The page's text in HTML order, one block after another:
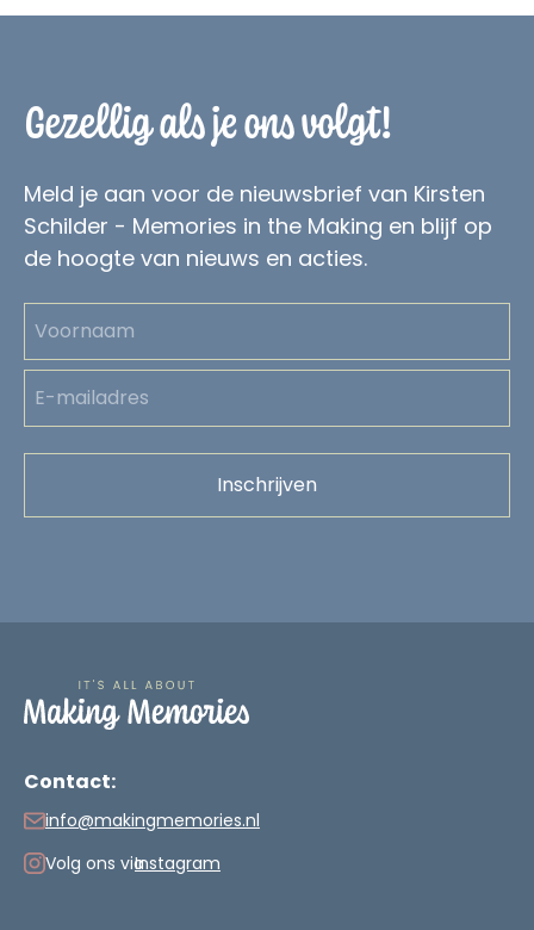
Gezellig als je ons volgt!
Meld je aan voor de nieuwsbrief van Kirsten
Schilder - Memories in the Making en blijf op
de hoogte van nieuws en acties.
Contact:
info@makingmemories.nl
Volg ons viaInstagram